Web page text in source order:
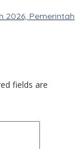
2026, Pemerintah
fields are